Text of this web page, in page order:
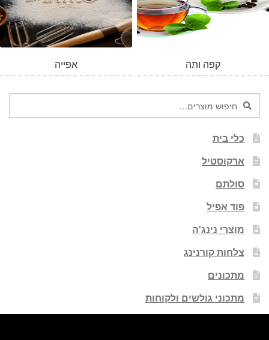
המלאי אזל
אפייה קפה ותה
חיפוש
עבור:
חיפוש
כלי בית
ארקוסטיל
סולתם
פוד אפיל
מוצרי נינג'ה
צלחות קורנינג
מתכונים
מתכוני גולשים ולקוחות